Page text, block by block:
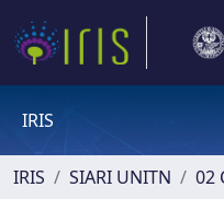
IRIS
IRIS SIARI UNITN 02